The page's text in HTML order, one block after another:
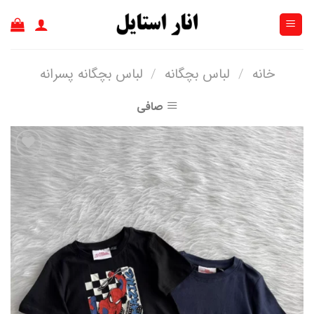
خانه / لباس بچگانه / لباس بچگانه پسرانه
صافی
افزودن
به
علاقه
مندی
ها